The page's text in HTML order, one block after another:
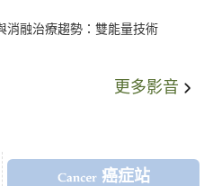
消融治療趨勢：雙能量技術
更多影音
癌症站